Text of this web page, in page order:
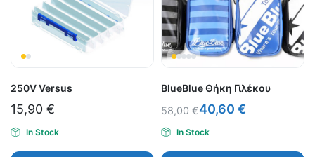
250V Versus
15,90 €
In Stock
BlueBlue Θήκη Γιλέκου
58,00€40,60 €
In Stock